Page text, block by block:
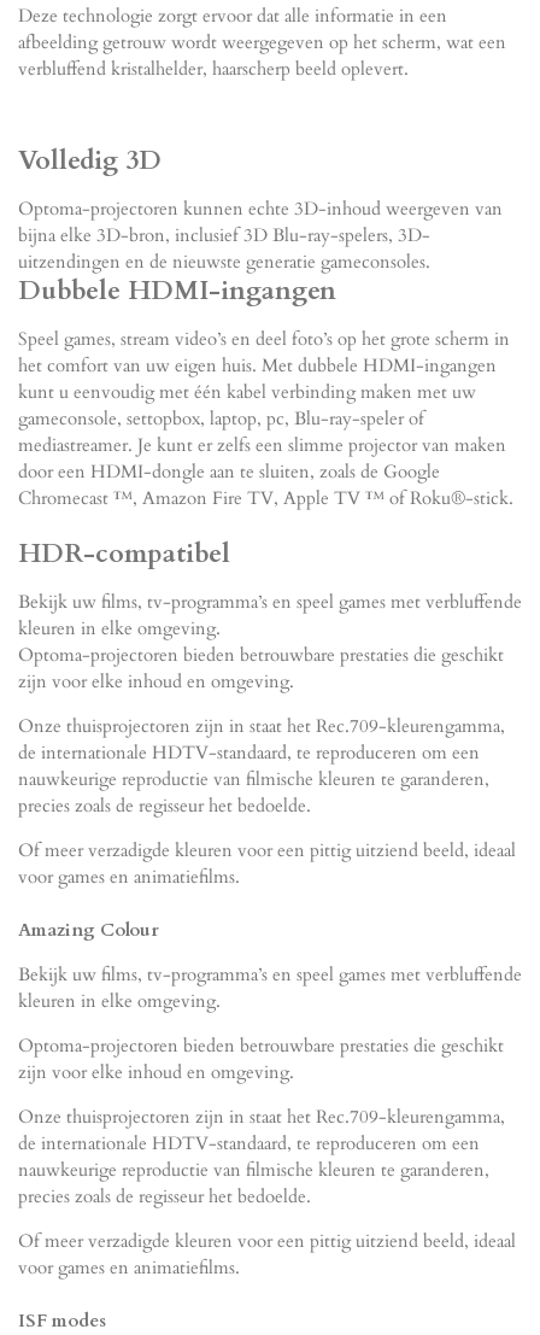
Deze technologie zorgt ervoor dat alle informatie in een
afbeelding getrouw wordt weergegeven op het scherm, wat een
verbluffend kristalhelder, haarscherp beeld oplevert.
Volledig 3D
Optoma-projectoren kunnen echte 3D-inhoud weergeven van
bijna elke 3D-bron, inclusief 3D Blu-ray-spelers, 3D-
uitzendingen en de nieuwste generatie gameconsoles.
Dubbele HDMI-ingangen
Speel games, stream video’s en deel foto’s op het grote scherm in
het comfort van uw eigen huis. Met dubbele HDMI-ingangen
kunt u eenvoudig met één kabel verbinding maken met uw
gameconsole, settopbox, laptop, pc, Blu-ray-speler of
mediastreamer. Je kunt er zelfs een slimme projector van maken
door een HDMI-dongle aan te sluiten, zoals de Google
Chromecast ™, Amazon Fire TV, Apple TV ™ of Roku®-stick.
HDR-compatibel
Bekijk uw films, tv-programma’s en speel games met verbluffende
kleuren in elke omgeving.
Optoma-projectoren bieden betrouwbare prestaties die geschikt
zijn voor elke inhoud en omgeving.
Onze thuisprojectoren zijn in staat het Rec.709-kleurengamma,
de internationale HDTV-standaard, te reproduceren om een ​​
nauwkeurige reproductie van filmische kleuren te garanderen,
precies zoals de regisseur het bedoelde.
Of meer verzadigde kleuren voor een pittig uitziend beeld, ideaal
voor games en animatiefilms.
Amazing Colour
Bekijk uw films, tv-programma’s en speel games met verbluffende
kleuren in elke omgeving.
Optoma-projectoren bieden betrouwbare prestaties die geschikt
zijn voor elke inhoud en omgeving.
Onze thuisprojectoren zijn in staat het Rec.709-kleurengamma,
de internationale HDTV-standaard, te reproduceren om een ​​
nauwkeurige reproductie van filmische kleuren te garanderen,
precies zoals de regisseur het bedoelde.
Of meer verzadigde kleuren voor een pittig uitziend beeld, ideaal
voor games en animatiefilms.
ISF modes